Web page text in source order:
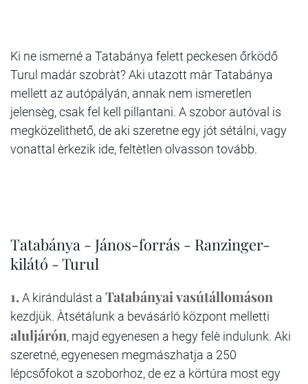
Ki ne ismerné a Tatabánya felett peckesen őrködő
Turul madár szobràt? Aki utazott màr Tatabánya
mellett az autópályán, annak nem ismeretlen
jelensèg, csak fel kell pillantani. A szobor autóval is
megközelìthető, de aki szeretne egy jót sétálni, vagy
vonattal èrkezik ide, feltètlen olvasson tovább.
Tatabánya - János-forrás - Ranzinger-
kilátó - Turul
1.A kirándulást a Tatabányai vasútállomáson
kezdjük. Àtsétálunk a bevásárló központ melletti
aluljárón, majd egyenesen a hegy felè indulunk. Aki
szeretné, egyenesen megmászhatja a 250
lépcsőfokot a szoborhoz, de ez a körtúra most egy